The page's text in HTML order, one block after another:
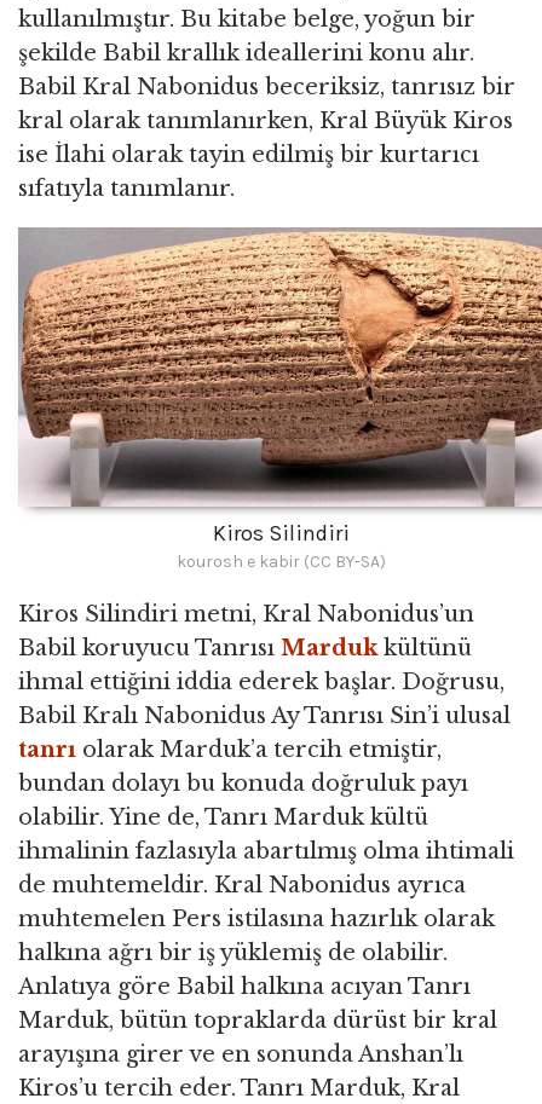
kullanılmıştır. Bu kitabe belge, yoğun bir
şekilde Babil krallık ideallerini konu alır.
Babil Kral Nabonidus beceriksiz, tanrısız bir
kral olarak tanımlanırken, Kral Büyük Kiros
ise İlahi olarak tayin edilmiş bir kurtarıcı
sıfatıyla tanımlanır.
Kiros Silindiri
kourosh e kabir (CC BY-SA)
Kiros Silindiri metni, Kral Nabonidus’un
Babil koruyucu Tanrısı Mardukkültünü
ihmal ettiğini iddia ederek başlar. Doğrusu,
Babil Kralı Nabonidus Ay Tanrısı Sin’i ulusal
tanrı olarak Marduk’a tercih etmiştir,
bundan dolayı bu konuda doğruluk payı
olabilir. Yine de, Tanrı Marduk kültü
ihmalinin fazlasıyla abartılmış olma ihtimali
de muhtemeldir. Kral Nabonidus ayrıca
muhtemelen Pers istilasına hazırlık olarak
halkına ağrı bir iş yüklemiş de olabilir.
Anlatıya göre Babil halkına acıyan Tanrı
Marduk, bütün topraklarda dürüst bir kral
arayışına girer ve en sonunda Anshan’lı
Kiros’u tercih eder. Tanrı Marduk, Kral